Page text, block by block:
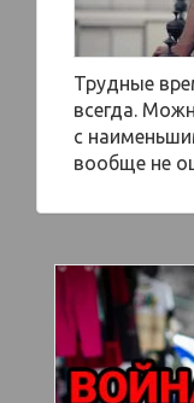
Трудные
всегда.
с
вообще не